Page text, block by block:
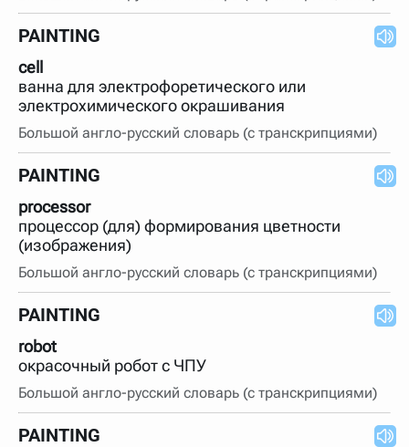
PAINTING
cell
ванна для электрофоретического или
электрохимического окрашивания
Большой англо-русский словарь (с транскрипциями)
PAINTING
processor
процессор (для) формирования цветности
(изображения)
Большой англо-русский словарь (с транскрипциями)
PAINTING
robot
окрасочный робот с ЧПУ
Большой англо-русский словарь (с транскрипциями)
PAINTING